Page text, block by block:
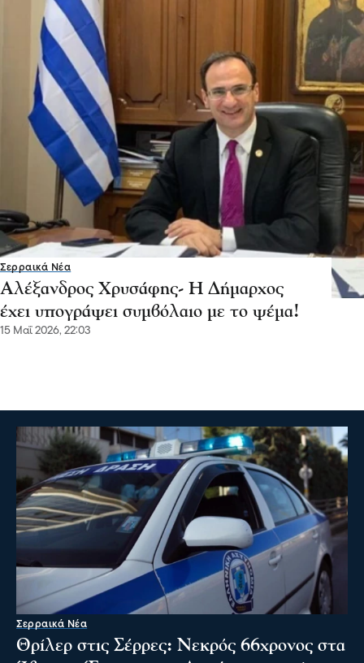
Σερραικά Νέα
Αλέξανδρος Χρυσάφης- Η Δήμαρχος
έχει υπογράψει συμβόλαιο με το ψέμα!
15 Μαΐ 2026, 22:03
Σερραικά Νέα
Θρίλερ στις Σέρρες: Νεκρός 66χρονος στα